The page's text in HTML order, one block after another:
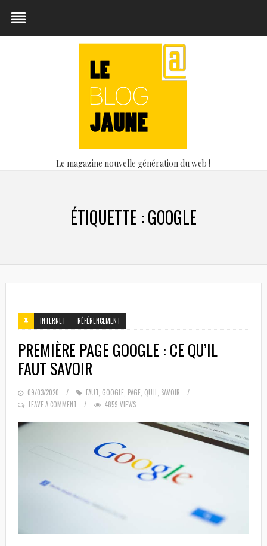
Le magazine nouvelle génération du web !
ÉTIQUETTE :GOOGLE
INTERNET RÉFÉRENCEMENT
PREMIÈRE PAGE GOOGLE : CE QU’IL
FAUT SAVOIR
POSTED
ON
09/03/2020 FAUT, GOOGLE PAGE QU'IL SAVOIR
LEAVE A COMMENT
4859 VIEWS